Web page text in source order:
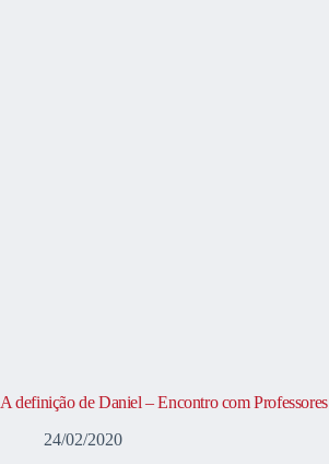
A definição de Daniel – Encontro com Professores
24/02/2020